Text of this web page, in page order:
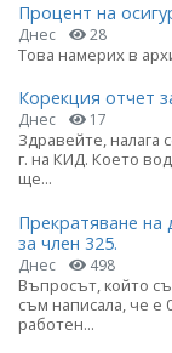
Процент на
Днес 28
Това намерих в
Корекция отчет
Днес 17
Здравейте, налага
г. на КИД. Което
ще...
Прекратяване на
за член 325.
Днес 498
Въпросът, който
съм написала, че е
работен...